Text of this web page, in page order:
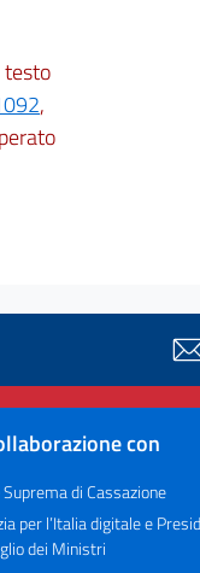
testo
,
con
di Cassazione
per l’Italia digitale e
dei Ministri